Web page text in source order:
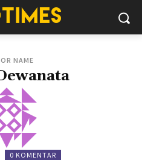
NAME
0 KOMENTAR